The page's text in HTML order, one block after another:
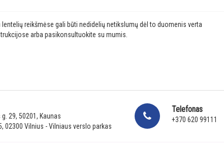
reikšmėse gali būti nedidelių netikslumų dėl to duomenis verta
arba pasikonsultuokite su mumis.
29, 50201, Kaunas
02300 Vilnius - Vilniaus verslo parkas
Telefonas
+370 620 99111